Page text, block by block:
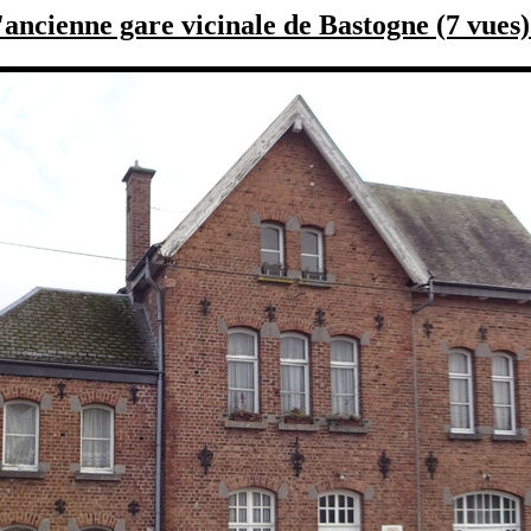
gare vicinale de Bastogne (7